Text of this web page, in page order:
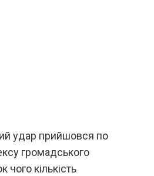
удар прийшовся по
громадського
чого кількість